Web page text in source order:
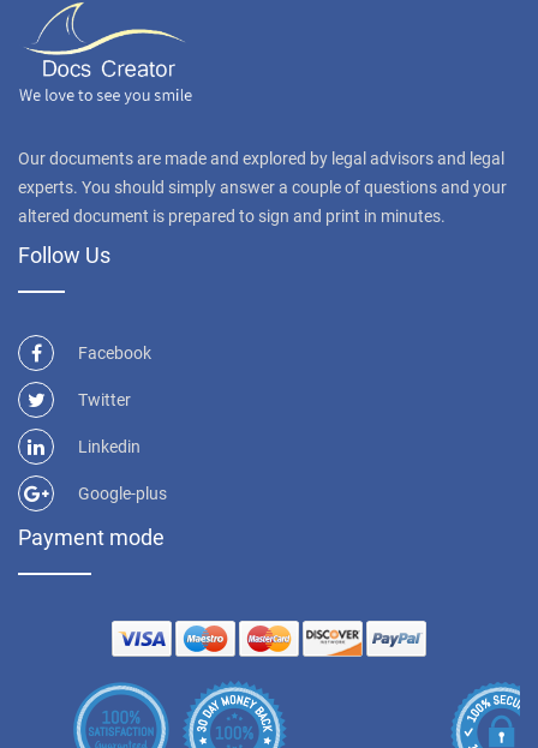
Our documents are made and explored by legal advisors and legal
experts. You should simply answer a couple of questions and your
altered document is prepared to sign and print in minutes.
Follow Us
Facebook
Twitter
Linkedin
Google-plus
Payment mode